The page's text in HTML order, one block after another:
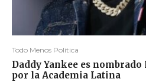
Todo Menos Política
Daddy Yankee es nombrado
por la Academia Latina